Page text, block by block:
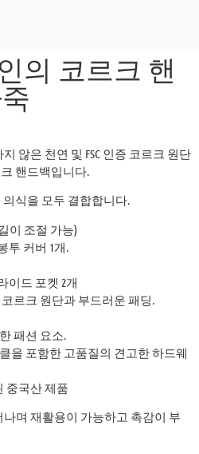
의 코르크 핸
않은 천연 및 FSC 인증 코르크 원단
핸드백입니다.
식을 모두 결합합니다.
이 조절 가능)
투 커버 1개.
이드 포켓 2개
르크 원단과 부드러운 패딩.
패션 요소.
을 포함한 고품질의 견고한 하드웨
중국산 제품
며 재활용이 가능하고 촉감이 부